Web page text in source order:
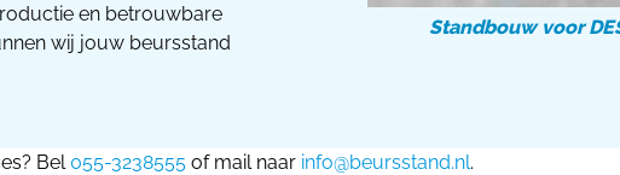
en betrouwbare
wij jouw beursstand
Standbouw voor
Bel 055-3238555 of mail naar info@beursstand.nl.